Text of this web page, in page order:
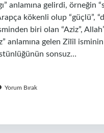
anlamına gelirdi,
kökenli olup “güçlü”,
biri olan “Aziz”,
anlamına gelen Zîlîl
sonsuz…
Yorum Bırak